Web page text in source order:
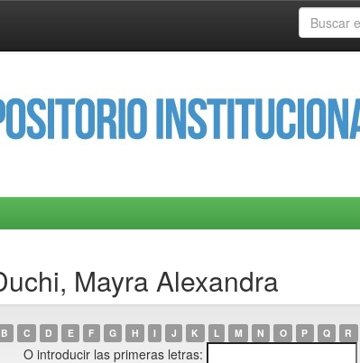
Mayra Alexandra
B C D E F G H I J K L M N O P Q R
O introducir las primeras letras: